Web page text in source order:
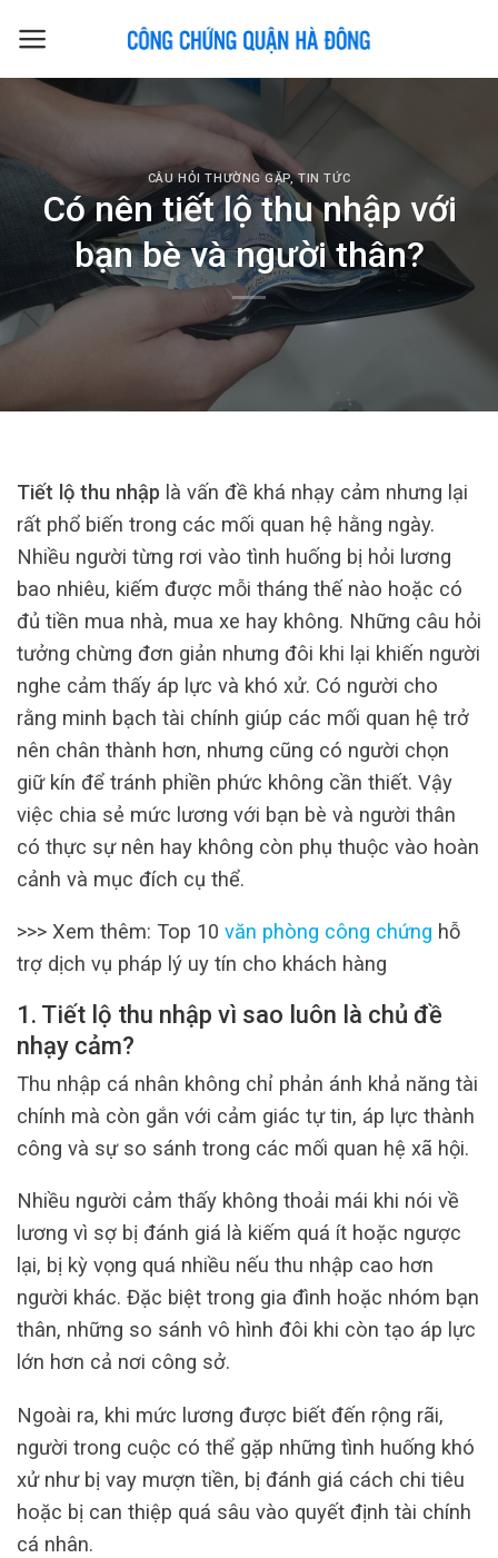
CÂU HỎI THƯỜNG GẶP,TIN TỨC
Có nên tiết lộ thu nhập với
bạn bè và người thân?
Tiết lộ thu nhập là vấn đề khá nhạy cảm nhưng lại
rất phổ biến trong các mối quan hệ hằng ngày.
Nhiều người từng rơi vào tình huống bị hỏi lương
bao nhiêu, kiếm được mỗi tháng thế nào hoặc có
đủ tiền mua nhà, mua xe hay không. Những câu hỏi
tưởng chừng đơn giản nhưng đôi khi lại khiến người
nghe cảm thấy áp lực và khó xử. Có người cho
rằng minh bạch tài chính giúp các mối quan hệ trở
nên chân thành hơn, nhưng cũng có người chọn
giữ kín để tránh phiền phức không cần thiết. Vậy
việc chia sẻ mức lương với bạn bè và người thân
có thực sự nên hay không còn phụ thuộc vào hoàn
cảnh và mục đích cụ thể.
>>> Xem thêm: Top 10 văn phòng công chứng hỗ
trợ dịch vụ pháp lý uy tín cho khách hàng
1. Tiết lộ thu nhập vì sao luôn là chủ đề
nhạy cảm?
Thu nhập cá nhân không chỉ phản ánh khả năng tài
chính mà còn gắn với cảm giác tự tin, áp lực thành
công và sự so sánh trong các mối quan hệ xã hội.
Nhiều người cảm thấy không thoải mái khi nói về
lương vì sợ bị đánh giá là kiếm quá ít hoặc ngược
lại, bị kỳ vọng quá nhiều nếu thu nhập cao hơn
người khác. Đặc biệt trong gia đình hoặc nhóm bạn
thân, những so sánh vô hình đôi khi còn tạo áp lực
lớn hơn cả nơi công sở.
Ngoài ra, khi mức lương được biết đến rộng rãi,
người trong cuộc có thể gặp những tình huống khó
xử như bị vay mượn tiền, bị đánh giá cách chi tiêu
hoặc bị can thiệp quá sâu vào quyết định tài chính
cá nhân.